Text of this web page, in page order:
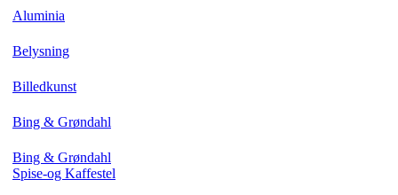
Aluminia
Belysning
Billedkunst
Bing & Grøndahl
Bing & Grøndahl
Spise-og Kaffestel